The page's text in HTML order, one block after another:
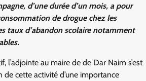
d’une durée d’un mois, a pour
de drogue chez les
taux d’abandon scolaire notamment
l’adjointe au maire de de Dar Naim s’est
de cette activité d’une importance